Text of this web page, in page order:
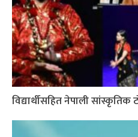
विद्यार्थीसहित नेपाली सांस्कृतिक